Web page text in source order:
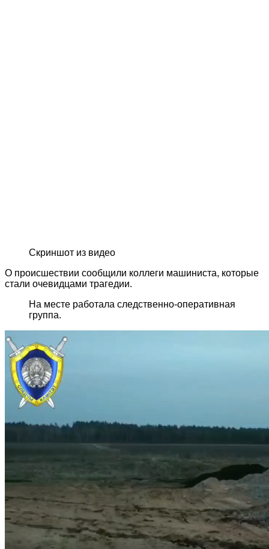
Скриншот из видео
О происшествии сообщили коллеги машиниста, которые
стали очевидцами трагедии.
На месте работала следственно-оперативная
группа.